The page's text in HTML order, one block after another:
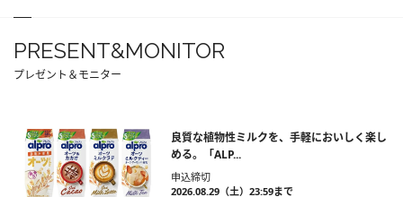
PRESENT&MONITOR
プレゼント＆モニター
良質な植物性ミルクを、手軽においしく楽し
める。「ALP...
申込締切
2026.08.29（土）23:59まで